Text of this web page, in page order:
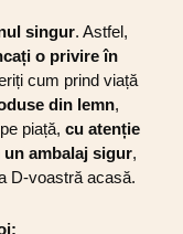
singur. Astfel,
o privire în
cum prind viață
din lemn,
piață, cu atenție
ambalaj sigur,
D-voastră acasă.